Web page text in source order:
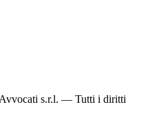
s.r.l. — Tutti i diritti